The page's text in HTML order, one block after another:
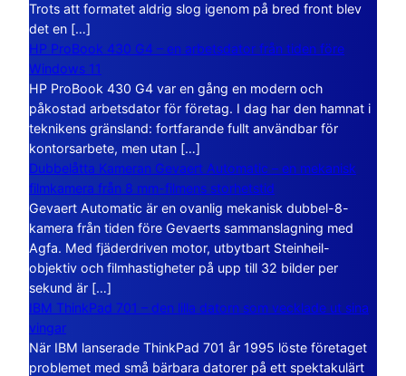
Trots att formatet aldrig slog igenom på bred front blev
det en […]
HP ProBook 430 G4 – en arbetsdator från tiden före
Windows 11
HP ProBook 430 G4 var en gång en modern och
påkostad arbetsdator för företag. I dag har den hamnat i
teknikens gränsland: fortfarande fullt användbar för
kontorsarbete, men utan […]
Dubbelåtta Kameran Gevaert Automatic – en mekanisk
filmkamera från 8 mm-filmens storhetstid
Gevaert Automatic är en ovanlig mekanisk dubbel-8-
kamera från tiden före Gevaerts sammanslagning med
Agfa. Med fjäderdriven motor, utbytbart Steinheil-
objektiv och filmhastigheter på upp till 32 bilder per
sekund är […]
IBM ThinkPad 701 – den lilla datorn som vecklade ut sina
vingar
När IBM lanserade ThinkPad 701 år 1995 löste företaget
problemet med små bärbara datorer på ett spektakulärt